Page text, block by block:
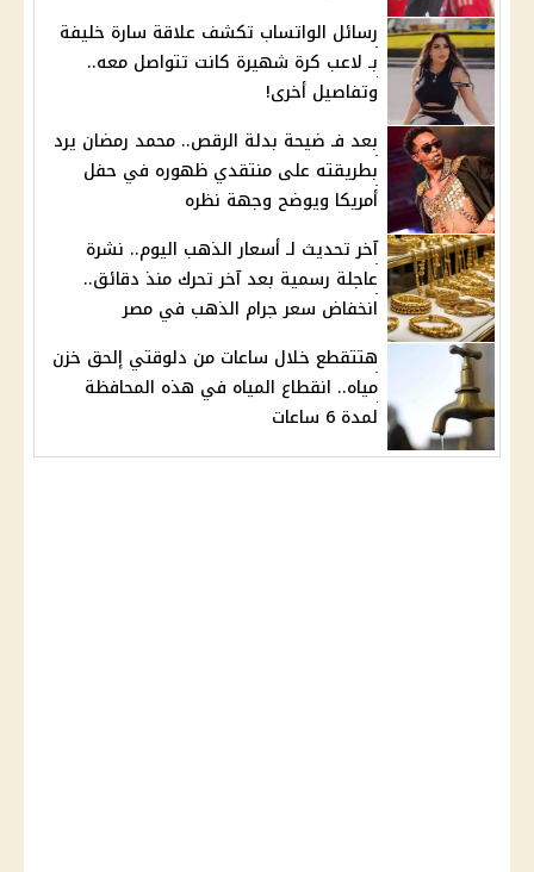
رسائل الواتساب تكشف علاقة سارة خليفة
بـ لاعب كرة شهيرة كانت تتواصل معه..
وتفاصيل أخرى!
بعد فـ ضيحة بدلة الرقص.. محمد رمضان يرد
بطريقته على منتقدي ظهوره في حفل
أمريكا ويوضح وجهة نظره
آخر تحديث لـ أسعار الذهب اليوم.. نشرة
عاجلة رسمية بعد آخر تحرك منذ دقائق..
انخفاض سعر جرام الذهب في مصر
هتتقطع خلال ساعات من دلوقتي إلحق خزن
مياه.. انقطاع المياه في هذه المحافظة
لمدة 6 ساعات